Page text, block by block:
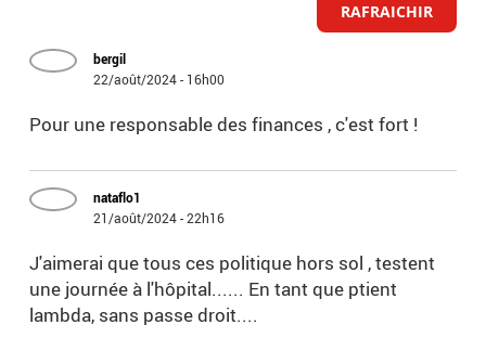
RAFRAICHIR
bergil
22/août/2024 - 16h00
Pour une responsable des finances , c'est fort !
nataflo1
21/août/2024 - 22h16
J'aimerai que tous ces politique hors sol , testent
une journée à l'hôpital...... En tant que ptient
lambda, sans passe droit....